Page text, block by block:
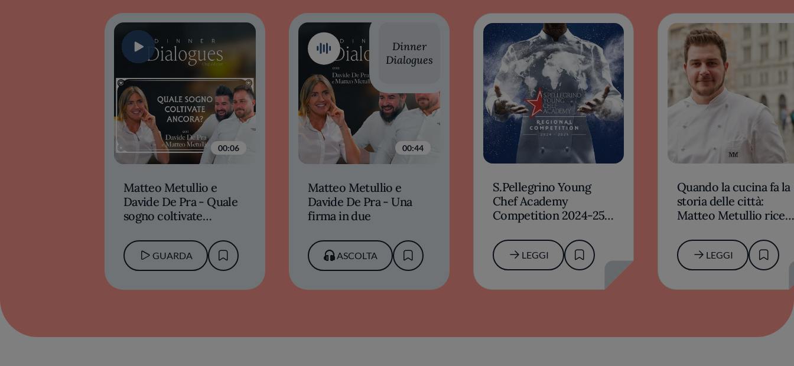
00:06
Matteo Metullio e
Davide De Pra - Quale
sogno coltivate
GUARDA
Dinner
Dialogues
00:44
Matteo Metullio e
Davide De Pra - Una
firma in due
ASCOLTA
S.Pellegrino Young
Chef Academy
Competition 2024-25:
finale regionale italiana
LEGGI
Quando la cucina fa la
storia delle città:
Matteo Metullio
Trieste
LEGGI